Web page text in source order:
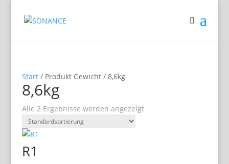
Start/ Produkt Gewicht / 8,6kg
8,6kg
Alle 2 Ergebnisse werden angezeigt
R1